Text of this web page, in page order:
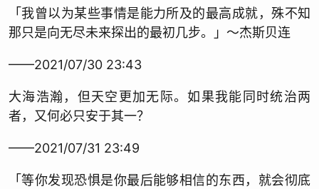
「我曾以为某些事情是能力所及的最高成就，殊不知
那只是向无尽未来探出的最初几步。」～杰斯贝连
——2021/07/30 23:43
大海浩瀚，但天空更加无际。如果我能同时统治两
者，又何必只安于其一？
——2021/07/31 23:49
「等你发现恐惧是你最后能够相信的东西，就会彻底